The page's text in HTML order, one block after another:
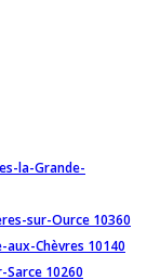
la-Grande-
sur-Ource 10360
Chèvres 10140
Sarce 10260